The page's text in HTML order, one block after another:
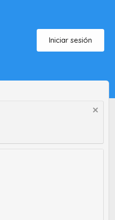
Iniciar sesión